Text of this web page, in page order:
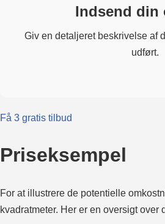
Indsend din
Giv en detaljeret beskrivelse af
udført.
Få 3 gratis tilbud
Priseksempel
For at illustrere de potentielle
kvadratmeter. Her er en oversigt over